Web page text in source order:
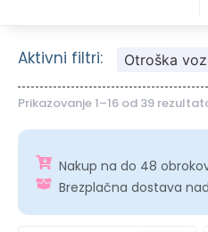
Prikazovanje 1–16 od 39
Aktivni filtri: Otroška
Nakup na do 48
Brezplačna dostava